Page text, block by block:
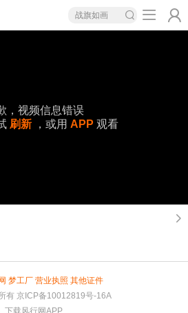
战旗如画
，视频信息错误
刷新 ，或用 APP 观看
梦工厂 营业执照 其他证件
有 京ICP备10012819号-16A
下载风行网APP